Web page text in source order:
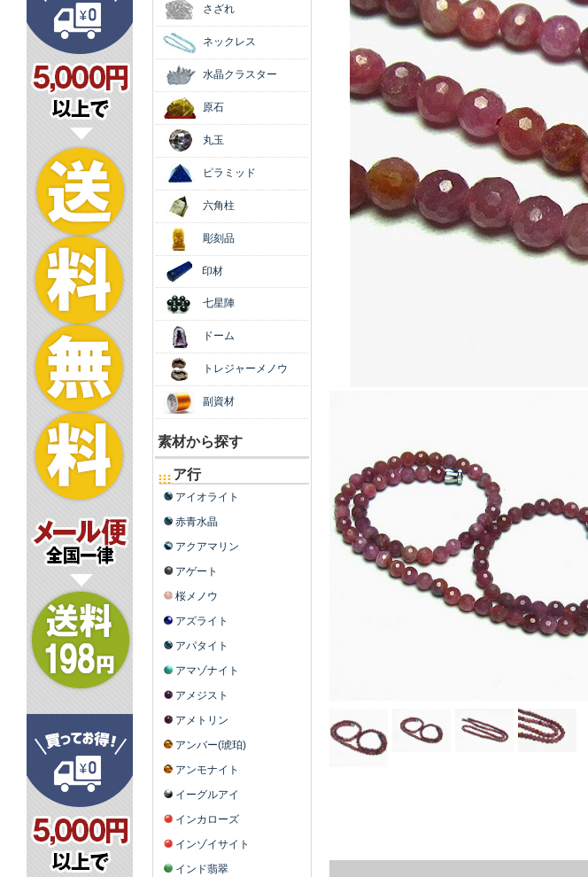
さざれ
ネックレス
水晶クラスター
原石
丸玉
ピラミッド
六角柱
彫刻品
印材
七星陣
ドーム
トレジャーメノウ
副資材
素材から探す
ア行
アイオライト
赤青水晶
アクアマリン
アゲート
桜メノウ
アズライト
アパタイト
アマゾナイト
アメジスト
アメトリン
アンバー(琥珀)
アンモナイト
イーグルアイ
インカローズ
インゾイサイト
インド翡翠